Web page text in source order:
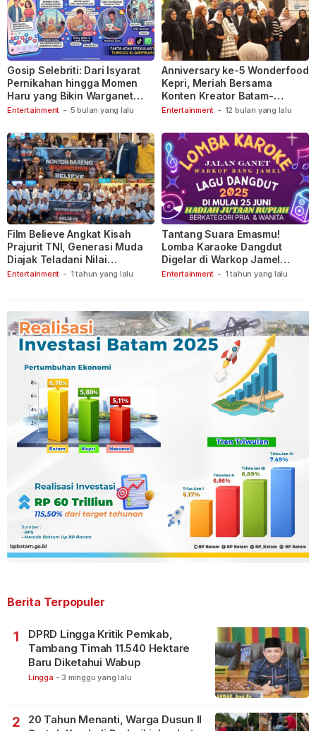
Entertainment - 5 bulan yang lalu
Gosip Selebriti: Dari Isyarat
Pernikahan hingga Momen
Haru yang Bikin Warganet
Berspekulasi
Entertainment - 12 bulan yang lalu
Anniversary ke-5 Wonderfood
Kepri, Meriah Bersama
Konten Kreator Batam-
Tanjungpinang
Entertainment - 1 tahun yang lalu
Film Believe Angkat Kisah
Prajurit TNI, Generasi Muda
Diajak Teladani Nilai
Keberanian
Entertainment - 1 tahun yang lalu
Tantang Suara Emasmu!
Lomba Karaoke Dangdut
Digelar di Warkop Jamel
Ganet
Berita Terpopuler
1
DPRD Lingga Kritik Pemkab,
Tambang Timah 11.540 Hektare
Baru Diketahui Wabup
Lingga - 3 minggu yang lalu
2
20 Tahun Menanti, Warga Dusun II